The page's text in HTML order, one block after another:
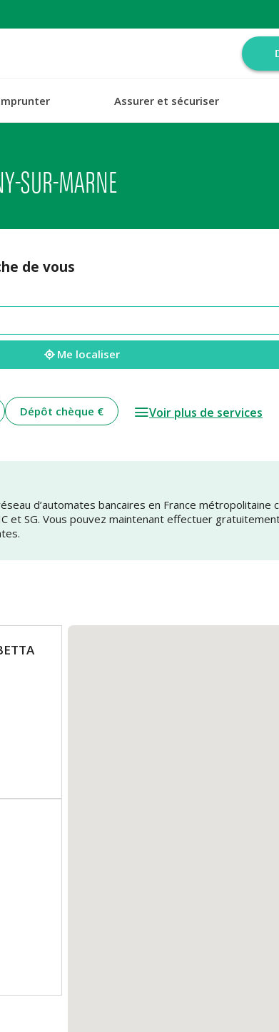
Assurer et sécuriser
SUR-MARNE
de vous
Me localiser
Dépôt chèque € Voir plus de services
d’automates bancaires en France métropolitaine
et SG. Vous pouvez maintenant effectuer